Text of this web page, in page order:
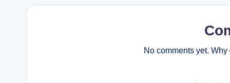
No comments yet.